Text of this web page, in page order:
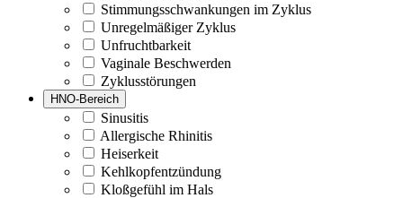
Stimmungsschwankungen im Zyklus
Unregelmäßiger Zyklus
Unfruchtbarkeit
Vaginale Beschwerden
Zyklusstörungen
HNO-Bereich
Sinusitis
Allergische Rhinitis
Heiserkeit
Kehlkopfentzündung
Kloßgefühl im Hals